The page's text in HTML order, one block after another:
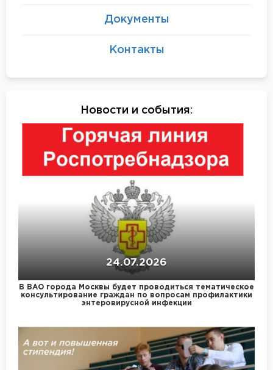
Документы
Контакты
Новости и события:
24.07.2026
В ВАО города Москвы будет проводиться тематическое
консультирование граждан по вопросам профилактики
энтеровирусной инфекции